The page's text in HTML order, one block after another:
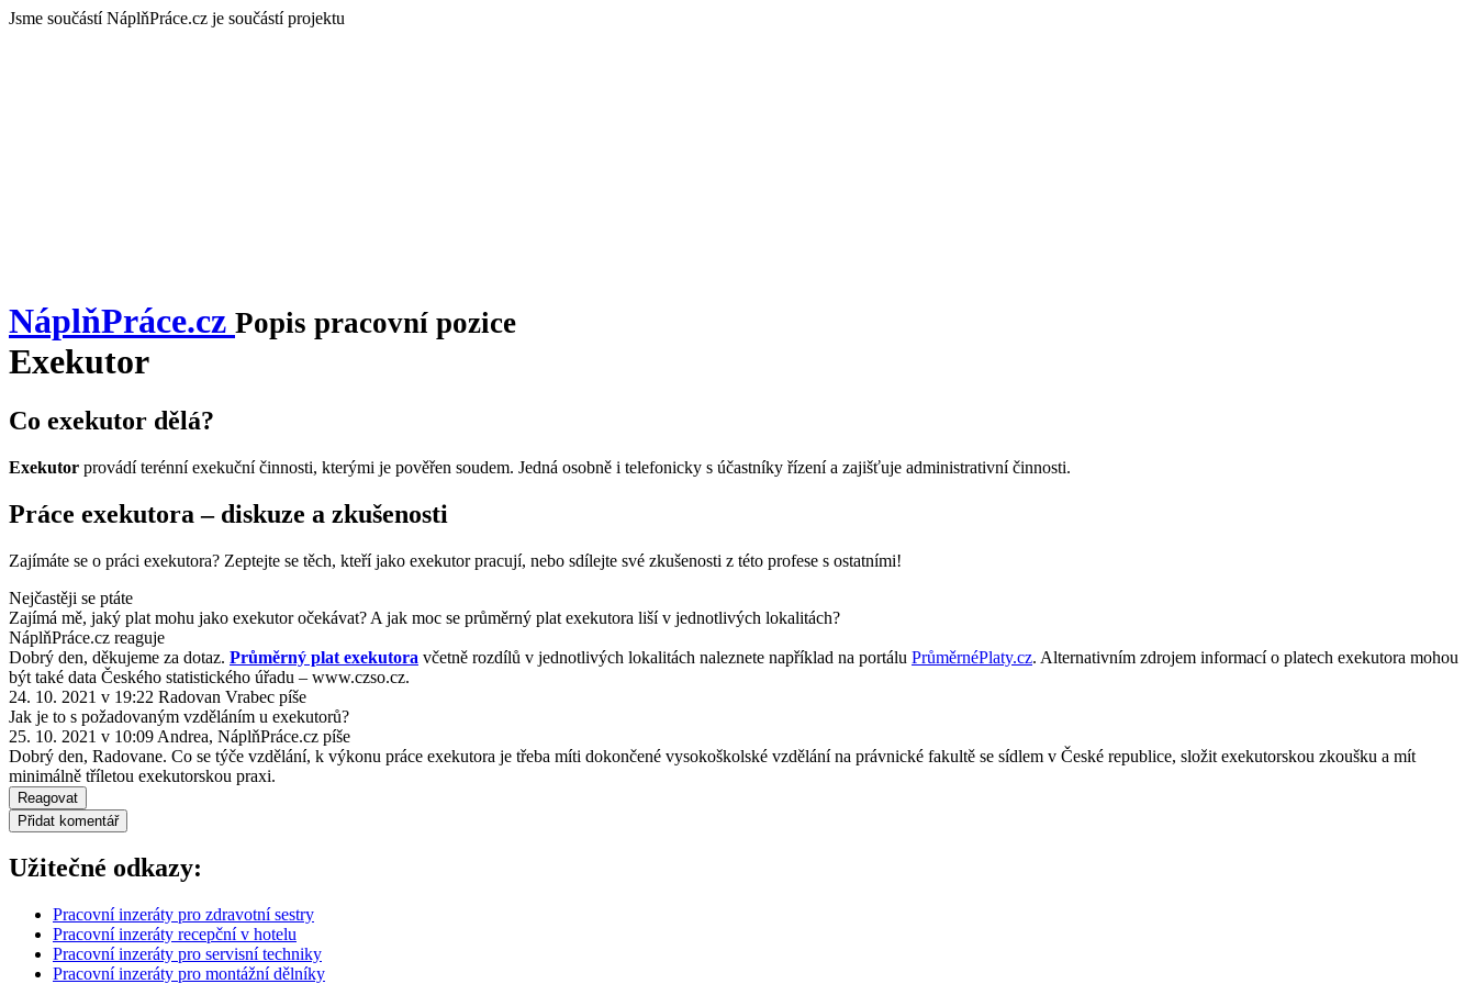
Jsme součástí NáplňPráce.cz je součástí projektu
NáplňPráce.cz Popis pracovní pozice
Exekutor
Co exekutor dělá?
Exekutor provádí terénní exekuční činnosti, kterými je pověřen soudem. Jedná osobně i telefonicky s účastníky řízení a zajišťuje administrativní činnosti.
Práce exekutora – diskuze a zkušenosti
Zajímáte se o práci exekutora? Zeptejte se těch, kteří jako exekutor pracují, nebo sdílejte své zkušenosti z této profese s ostatními!
Nejčastěji se ptáte
Zajímá mě, jaký plat mohu jako exekutor očekávat? A jak moc se průměrný plat exekutora liší v jednotlivých lokalitách?
NáplňPráce.cz reaguje
Dobrý den, děkujeme za dotaz. Průměrný plat exekutora včetně rozdílů v jednotlivých lokalitách naleznete například na portálu PrůměrnéPlaty.cz. Alternativním zdrojem informací o platech exekutora mohou
být také data Českého statistického úřadu – www.czso.cz.
24. 10. 2021 v 19:22 Radovan Vrabec píše
Jak je to s požadovaným vzděláním u exekutorů?
25. 10. 2021 v 10:09 Andrea, NáplňPráce.cz píše
Dobrý den, Radovane. Co se týče vzdělání, k výkonu práce exekutora je třeba míti dokončené vysokoškolské vzdělání na právnické fakultě se sídlem v České republice, složit exekutorskou zkoušku a mít
minimálně tříletou exekutorskou praxi.
Reagovat
Přidat komentář
Užitečné odkazy:
Pracovní inzeráty pro zdravotní sestry
Pracovní inzeráty recepční v hotelu
Pracovní inzeráty pro servisní techniky
Pracovní inzeráty pro montážní dělníky